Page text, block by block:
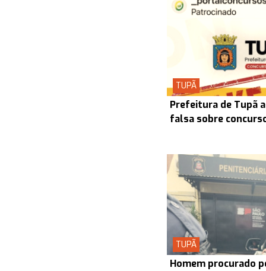
TUPÃ
Prefeitura de Tupã
falsa sobre
TUPÃ
Homem procurado